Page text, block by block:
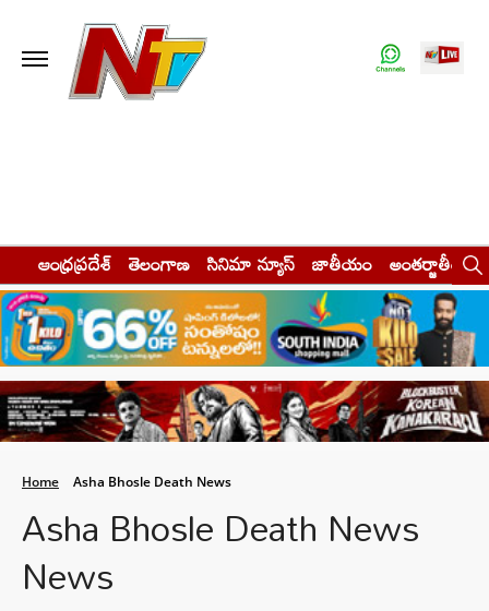
ఆంధ్రప్రదేశ్ తెలంగాణ సినిమా న్యూస్ జాతీయం అంతర్జాతీయం
Home Asha Bhosle Death News
Asha Bhosle Death News
News